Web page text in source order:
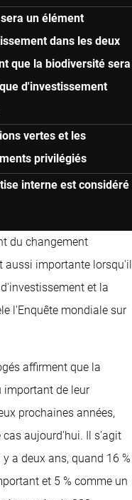
un élément
dans les deux
que la biodiversité sera
d'investissement
vertes et les
privilégiés
interne est considéré
du changement
aussi importante lorsqu'il
et la
l'Enquête mondiale sur
affirment que la
important de leur
prochaines années,
cas aujourd'hui. Il s'agit
a deux ans, quand 16 %
et 5 % comme un